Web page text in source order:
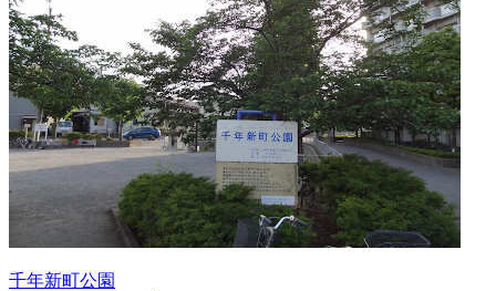
千年新町公園